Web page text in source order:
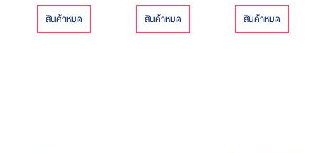
สินค้าหมด สินค้าหมด สินค้าหมด